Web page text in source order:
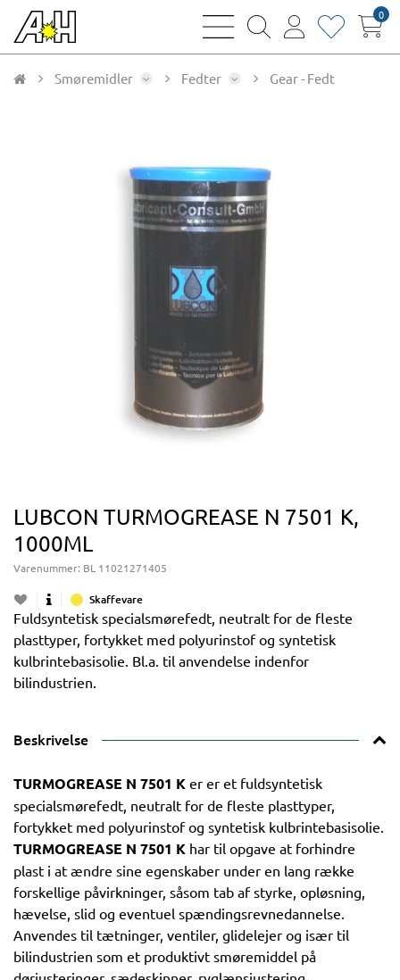
bars
magnifying
user
heart0
Smøremidler Fedter Gear - Fedt
LUBCON TURMOGREASE N 7501 K,
1000ML
Varenummer: BL 11021271405
Skaffevare
Fuldsyntetisk specialsmørefedt, neutralt for de fleste
plasttyper, fortykket med polyurinstof og syntetisk
kulbrintebasisolie. Bl.a. til anvendelse indenfor
bilindustrien.
Beskrivelse
TURMOGREASE N 7501 K er er et fuldsyntetisk
specialsmørefedt, neutralt for de fleste plasttyper,
fortykket med polyurinstof og syntetisk kulbrintebasisolie.
TURMOGREASE N 7501 K har til opgave at forhindre
plast i at ændre sine egenskaber under en lang række
forskellige påvirkninger, såsom tab af styrke, opløsning,
hævelse, slid og eventuel spændingsrevnedannelse.
Anvendes til tætninger, ventiler, glidelejer og især til
bilindustrien som et produktivt smøremiddel på